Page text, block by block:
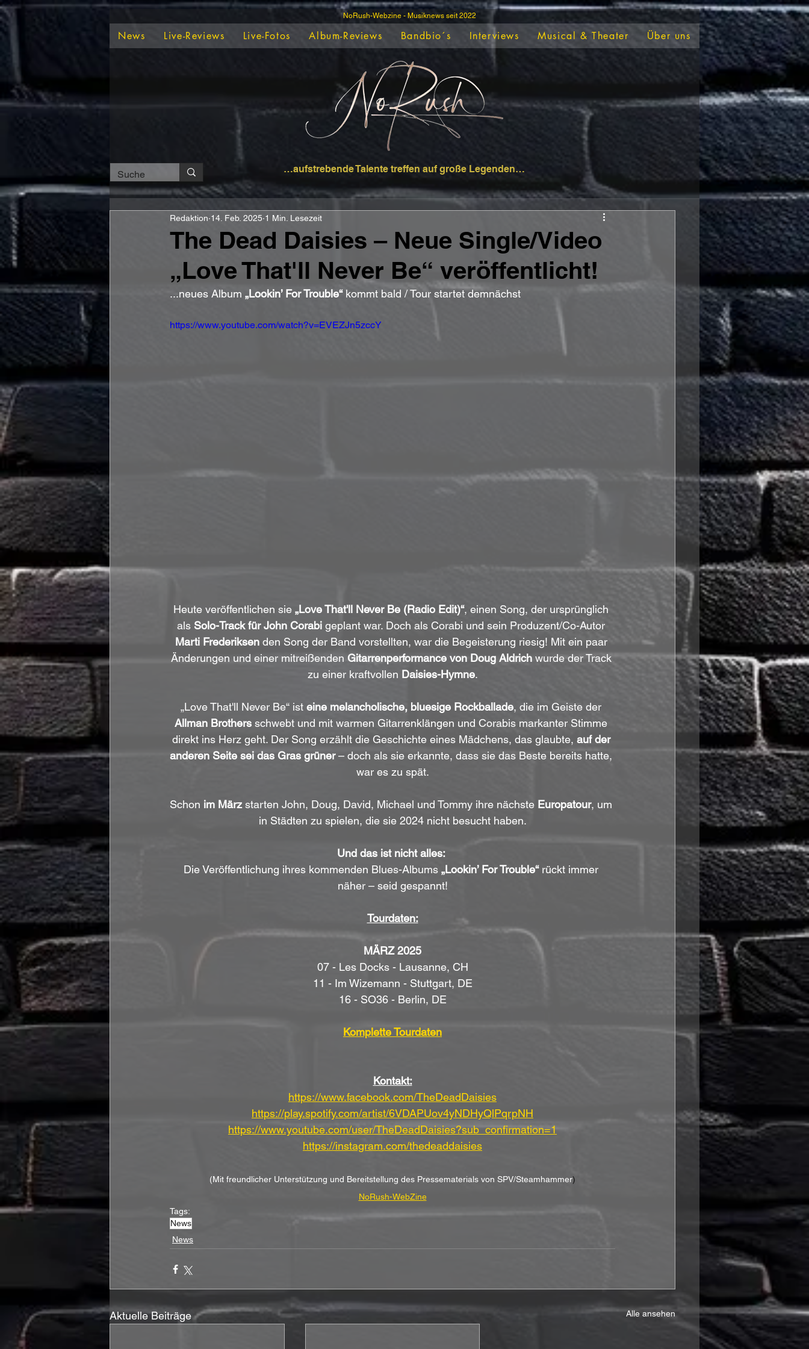
NoRush-Webzine - Musiknews seit 2022
News Live-Reviews Live-Fotos Album-Reviews Bandbio´s Interviews Musical & Theater Über uns
…aufstrebende Talente treffen auf große Legenden…
The Dead Daisies – Neue Single/Video
„Love That'll Never Be“ veröffentlicht!
Redaktion 14. Feb. 2025 1 Min. Lesezeit
...neues Album „Lookin’ For Trouble“ kommt bald / Tour startet demnächst
https://www.youtube.com/watch?v=EVEZJn5zccY
Heute veröffentlichen sie „Love That'll Never Be (Radio Edit)“, einen Song, der ursprünglich
als Solo-Track für John Corabi geplant war. Doch als Corabi und sein Produzent/Co-Autor
Marti Frederiksen den Song der Band vorstellten, war die Begeisterung riesig! Mit ein paar
Änderungen und einer mitreißenden Gitarrenperformance von Doug Aldrich wurde der Track
zu einer kraftvollen Daisies-Hymne.
„Love That'll Never Be“ ist eine melancholische, bluesige Rockballade, die im Geiste der
Allman Brothers schwebt und mit warmen Gitarrenklängen und Corabis markanter Stimme
direkt ins Herz geht. Der Song erzählt die Geschichte eines Mädchens, das glaubte, auf der
anderen Seite sei das Gras grüner – doch als sie erkannte, dass sie das Beste bereits hatte,
war es zu spät.
Schon im März starten John, Doug, David, Michael und Tommy ihre nächste Europatour, um
in Städten zu spielen, die sie 2024 nicht besucht haben.
Und das ist nicht alles:
Die Veröffentlichung ihres kommenden Blues-Albums „Lookin’ For Trouble“ rückt immer
näher – seid gespannt!
Tourdaten:
MÄRZ 2025
07 - Les Docks - Lausanne, CH
11 - Im Wizemann - Stuttgart, DE
16 - SO36 - Berlin, DE
Komplette Tourdaten
Kontakt:
https://www.facebook.com/TheDeadDaisies
https://play.spotify.com/artist/6VDAPUov4yNDHyQlPqrpNH
https://www.youtube.com/user/TheDeadDaisies?sub_confirmation=1
https://instagram.com/thedeaddaisies
(Mit freundlicher Unterstützung und Bereitstellung des Pressematerials von SPV/Steamhammer)
NoRush-WebZine
Tags:
News
News
Aktuelle Beiträge Alle ansehen